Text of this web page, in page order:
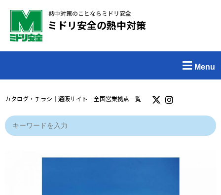
熱中対策のことならミドリ安全
ミドリ安全の熱中対策
Menu
カタログ・チラシ ｜ 通販サイト ｜ 全国営業拠点一覧